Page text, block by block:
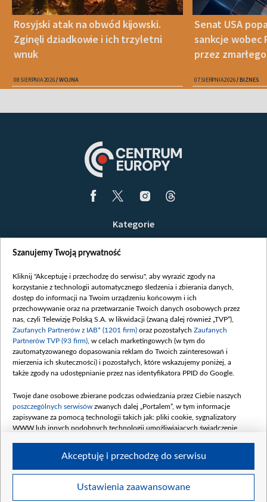
Rosyjski atak na obwód kijowski.
Zginęli dziadkowie i ich trzyletni
wnuk
08 SIERPNIA 2026 WOJNA
Senat USA
sankcje wobec
przez
07 SIERPNIA 2026 BIZNES
Kategorie
Opinie
Białoruś / Polska
Czytelnia
Centrum Europy
O nas
Kontakt
Informacje o nadawcy
Serwisy partnerskie
belsat.eu
slava.tv
tvpworld.com
vot-tak.tv
Moje zgody
Szanujemy Twoją prywatność
Kliknij "Akceptuję i przechodzę do serwisu", aby wyrazić zgody na
korzystanie z technologii automatycznego śledzenia i zbierania danych,
dostęp do informacji na Twoim urządzeniu końcowym i ich
przechowywanie oraz na przetwarzanie Twoich danych osobowych przez
nas, czyli Telewizję Polską S.A. w likwidacji (zwaną dalej również „TVP”),
Zaufanych Partnerów z IAB* (1201 firm) oraz pozostałych Zaufanych
Partnerów TVP (93 firm) , w celach marketingowych (w tym do
zautomatyzowanego dopasowania reklam do Twoich zainteresowań i
mierzenia ich skuteczności) i pozostałych, które wskazujemy poniżej, a
także zgody na udostępnianie przez nas identyfikatora PPID do Google.
Twoje dane osobowe zbierane podczas odwiedzania przez Ciebie naszych
poszczególnych serwisów zwanych dalej „Portalem”, w tym informacje
zapisywane za pomocą technologii takich jak: pliki cookie, sygnalizatory
WWW lub innych podobnych technologii umożliwiających świadczenie
Twoje dane osobowe zbierane podczas odwiedzania przez Ciebie
Ustawienia zaawansowane
Akceptuję i przechodzę do serwisu